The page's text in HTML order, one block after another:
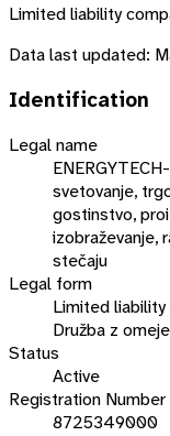
Limited liability
Data last updated:
Identification
Legal name
svetovanje,
gostinstvo,
izobraževanje,
stečaju
Legal form
Limited liability
Družba z
Status
Active
Registration Number
8725349000